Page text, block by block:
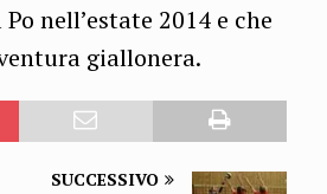
nell’estate 2014 e che
giallonera.
SUCCESSIVO